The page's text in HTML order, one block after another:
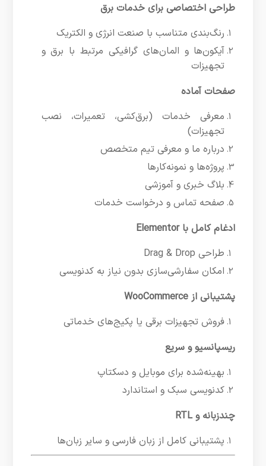
طراحی اختصاصی برای خدمات برق
رنگ‌بندی متناسب با صنعت انرژی و الکتریک
آیکون‌ها و المان‌های گرافیکی مرتبط با برق و
تجهیزات
صفحات آماده
معرفی خدمات (برق‌کشی، تعمیرات، نصب
تجهیزات)
درباره ما و معرفی تیم متخصص
پروژه‌ها و نمونه‌کارها
بلاگ خبری و آموزشی
صفحه تماس و درخواست خدمات
ادغام کامل با Elementor
طراحی Drag & Drop
امکان سفارشی‌سازی بدون نیاز به کدنویسی
پشتیبانی از WooCommerce
فروش تجهیزات برقی یا پکیج‌های خدماتی
ریسپانسیو و سریع
بهینه‌شده برای موبایل و دسکتاپ
کدنویسی سبک و استاندارد
چندزبانه و RTL
پشتیبانی کامل از زبان فارسی و سایر زبان‌ها